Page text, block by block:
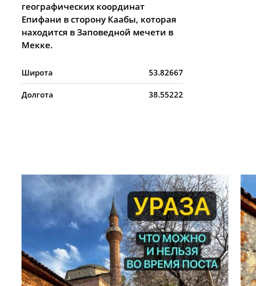
географических координат
Епифани в сторону Каабы, которая
находится в Заповедной мечети в
Мекке.
Широта 53.82667
Долгота 38.55222